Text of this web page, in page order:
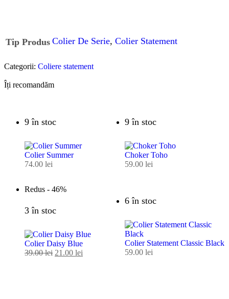
Tip Produs Colier De Serie, Colier Statement
Categorii: Coliere statement
Îți recomandăm
9 în stoc
Colier Summer
74.00 lei
9 în stoc
Choker Toho
59.00 lei
Redus - 46%
3 în stoc
Colier Daisy Blue
39.00lei 21.00 lei
6 în stoc
Colier Statement Classic Black
59.00 lei